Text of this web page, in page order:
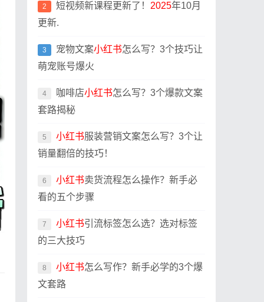
2 短视频新课程更新了！ 2025年10月
更新.
3 宠物文案小红书怎么写？3个技巧让
萌宠账号爆火
4 咖啡店小红书怎么写？3个爆款文案
套路揭秘
5 小红书服装营销文案怎么写？3个让
销量翻倍的技巧！
6 小红书卖货流程怎么操作？新手必
看的五个步骤
7 小红书引流标签怎么选？选对标签
的三大技巧
8 小红书怎么写作？新手必学的3个爆
文套路